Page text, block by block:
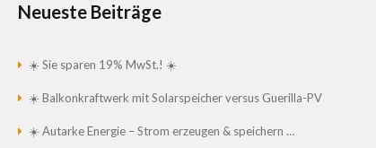
Neueste Beiträge
☀️ Sie sparen 19% MwSt.! ☀️
☀️ Balkonkraftwerk mit Solarspeicher versus Guerilla-PV
☀️ Autarke Energie – Strom erzeugen & speichern …